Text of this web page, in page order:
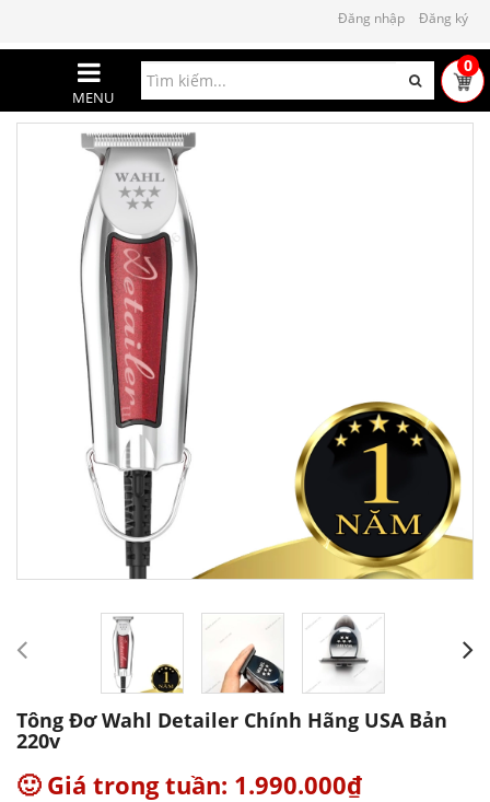
Đăng nhập Đăng ký
MENU
0
Tông Đơ Wahl Detailer Chính Hãng USA Bản
220v
🙂 Giá trong tuần: 1.990.000₫